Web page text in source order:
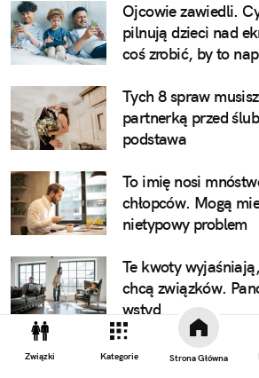
Związki Kategorie Strona Główna
Ojcowie zawiedli.
pilnują dzieci nad
coś zrobić, by to
Tych 8 spraw
partnerką przed
podstawa
To imię nosi
chłopców. Mogą
nietypowy problem
Te kwoty
chcą związków.
wstyd